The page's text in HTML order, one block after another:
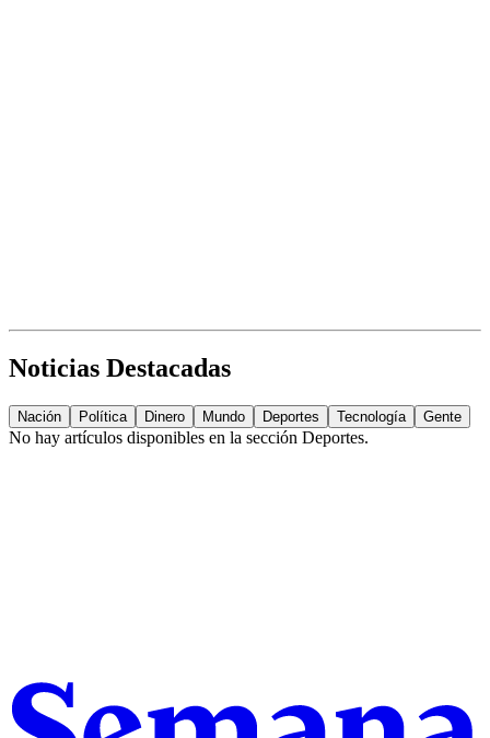
Noticias Destacadas
Nación Política Dinero Mundo Deportes Tecnología Gente
No hay artículos disponibles en la sección Deportes.